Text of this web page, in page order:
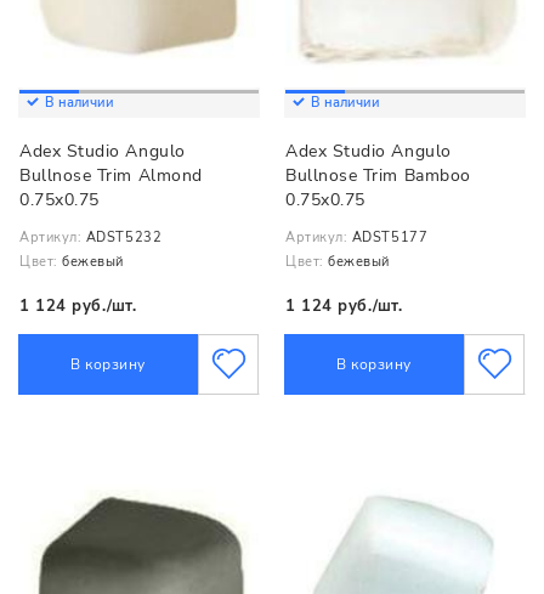
В наличии
Adex Studio Angulo
Bullnose Trim Almond
0.75x0.75
Артикул: ADST5232
Цвет: бежевый
1 124 руб./шт.
В корзину
В наличии
Adex Studio Angulo
Bullnose Trim Bamboo
0.75x0.75
Артикул: ADST5177
Цвет: бежевый
1 124 руб./шт.
В корзину